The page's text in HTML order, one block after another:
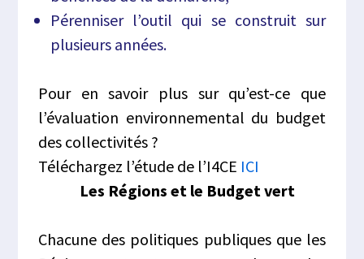
Pérenniser l’outil qui se construit sur
plusieurs années.
Pour en savoir plus sur qu’est-ce que
l’évaluation environnemental du budget
des collectivités ?
Téléchargez l’étude de l’I4CE ICI
Les Régions et le Budget vert
Chacune des politiques publiques que les